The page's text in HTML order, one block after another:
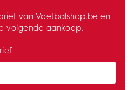
van Voetbalshop.be en
volgende aankoop.
privacy policy to subscribe to